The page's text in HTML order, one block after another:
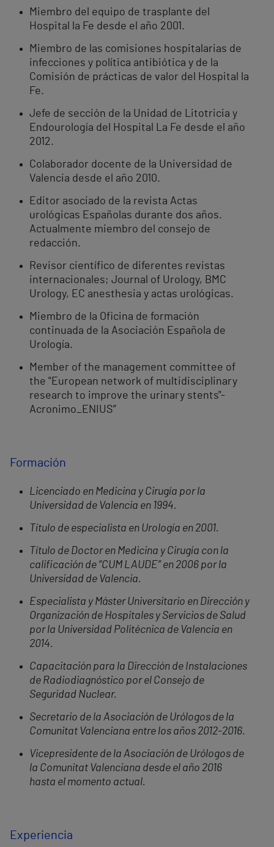
Miembro del equipo de trasplante del
Hospital la Fe desde el año 2001.
Miembro de las comisiones hospitalarias de
infecciones y política antibiótica y de la
Comisión de prácticas de valor del Hospital la
Fe.
Jefe de sección de la Unidad de Litotricia y
Endourología del Hospital La Fe desde el año
2012.
Colaborador docente de la Universidad de
Valencia desde el año 2010.
Editor asociado de la revista Actas
urológicas Españolas durante dos años.
Actualmente miembro del consejo de
redacción.
Revisor científico de diferentes revistas
internacionales; Journal of Urology, BMC
Urology, EC anesthesia y actas urológicas.
Miembro de la Oficina de formación
continuada de la Asociación Española de
Urología.
Member of the management committee of
the "European network of multidisciplinary
research to improve the urinary stents"-
Acronimo_ENIUS”
Formación
Licenciado en Medicina y Cirugía por la
Universidad de Valencia en 1994.
Título de especialista en Urología en 2001.
Título de Doctor en Medicina y Cirugía con la
calificación de “CUM LAUDE” en 2006 por la
Universidad de Valencia.
Especialista y Máster Universitario en Dirección y
Organización de Hospitales y Servicios de Salud
por la Universidad Politécnica de Valencia en
2014.
Capacitación para la Dirección de Instalaciones
de Radiodiagnóstico por el Consejo de
Seguridad Nuclear.
Secretario de la Asociación de Urólogos de la
Comunitat Valenciana entre los años 2012-2016.
Vicepresidente de la Asociación de Urólogos de
la Comunitat Valenciana desde el año 2016
hasta el momento actual.
Experiencia